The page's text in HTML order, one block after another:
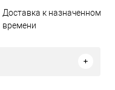
Доставка к назначенному
времени